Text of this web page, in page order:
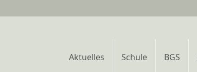
Aktuelles Schule BGS